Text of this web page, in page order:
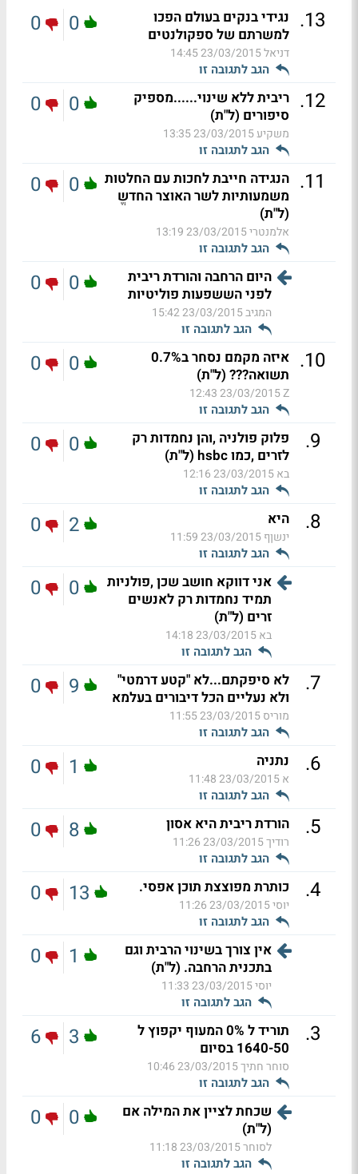
13
. נגידי בנקים בעולם הפכו
למשרתם של ספקולנטים
דניאל23/03/2015 14:45
הגב לתגובה זו
0
0
12
. ריבית ללא שינוי......מספיק
סיפורים (ל"ת)
משקיע23/03/2015 13:35
הגב לתגובה זו
0
0
11
. הנגידה חייבת לחכות עם החלטות
משמעותיות לשר האוצר החדשֱ
(ל"ת)
אלמנטרי23/03/2015 13:19
הגב לתגובה זו
0
0
היום הרחבה והורדת ריבית
לפני הששפעות פוליטיות
המגיב23/03/2015 15:42
הגב לתגובה זו
0
0
10
.
איזה מקמם נסחר ב0.7%
תשואה??? (ל"ת)
Z
23/03/2015 12:43
הגב לתגובה זו
0
0
9
.
פלוק פולניה ,והן נחמדות רק
לזרים ,כמו hsbc (ל"ת)
בא23/03/2015 12:16
הגב לתגובה זו
0
0
8
. היא
ינשןף23/03/2015 11:59
הגב לתגובה זו
2
0
אני דווקא חושב שכן ,פולניות
תמיד נחמדות רק לאנשים
זרים (ל"ת)
בא23/03/2015 14:18
הגב לתגובה זו
0
0
7
.
לא סיפקתם...לא "קטע דרמטי"
ולא נעליים הכל דיבורים בעלמא
מוריס23/03/2015 11:55
הגב לתגובה זו
9
0
6
. נתניה
א23/03/2015 11:48
הגב לתגובה זו
1
0
5
. הורדת ריבית היא אסון
רודיך23/03/2015 11:26
הגב לתגובה זו
8
0
4
. כותרת מפוצצת תוכן אפסי.
יוסי23/03/2015 11:26
הגב לתגובה זו
13
0
אין צורך בשינוי הרבית וגם
בתכנית הרחבה. (ל"ת)
יוסי23/03/2015 11:33
הגב לתגובה זו
1
0
3
.
תוריד ל 0% המעוף יקפוץ ל
1640-50 בסיום
סוחר חתיך23/03/2015 10:46
הגב לתגובה זו
3
6
שכחת לציין את המילה אם
(ל"ת)
לסוחר23/03/2015 11:18
הגב לתגובה זו
0
0